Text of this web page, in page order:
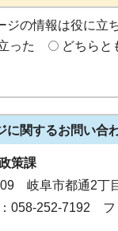
ジの情報は役に立
った
どちらと
に関するお問い合
策課
岐阜市都通2丁
058-252-7192 フ